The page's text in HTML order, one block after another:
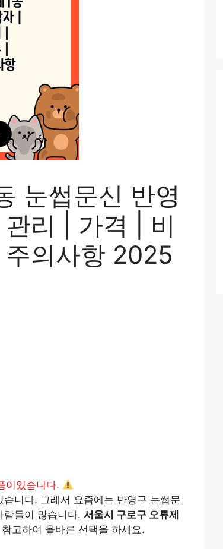
눈썹문신 반영
리 | 가격 | 비
의사항 2025
이있습니다.
니다. 그래서 요즘에는 반영구 눈썹문
람들이 많습니다. 서울시 구로구 오류제
고하여 올바른 선택을 하세요.